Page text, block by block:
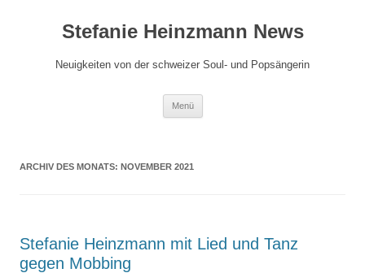
springenStefanie Heinzmann News
Neuigkeiten von der schweizer Soul- und Popsängerin
Menü
ARCHIV DES MONATS: NOVEMBER 2021
Stefanie Heinzmann mit Lied und Tanz
gegen Mobbing